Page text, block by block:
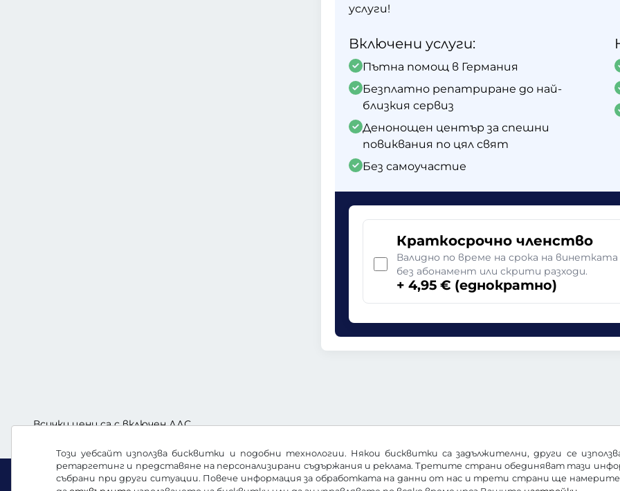
Този уебсайт използва бисквитки и подобни технологии. Някои бисквитки са задължителни, други се
ретаргетинг и представяне на персонализирани съдържания и реклама. Третите страни обединяват тази
събрани при други ситуации. Повече информация за обработката на данни от нас и трети страни ще
услуги!
Включени услуги:
Пътна помощ в Германия
Безплатно репатриране до най-
близкия сервиз
Денонощен център за спешни
повиквания по цял свят
Без самоучастие
Краткосрочно членство
Валидно по време на срока на
без абонамент или скрити разходи.
+ 4,95 € (еднократно)
Всички цени са с включен ДДС